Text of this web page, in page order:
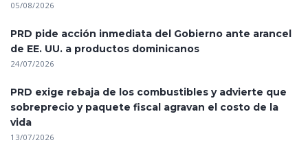
05/08/2026
PRD pide acción inmediata del Gobierno ante arancel
de EE. UU. a productos dominicanos
24/07/2026
PRD exige rebaja de los combustibles y advierte que
sobreprecio y paquete fiscal agravan el costo de la
vida
13/07/2026